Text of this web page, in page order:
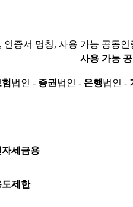
증서 명칭, 사용 가능 공동인
사용 가능
법인 - 증권 법인 - 은행법인 -
자세금용
도제한